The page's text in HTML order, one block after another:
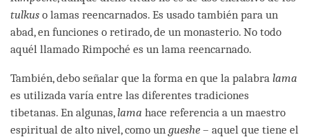
tulkus o lamas reencarnados. Es usado también para un
abad, en funciones o retirado, de un monasterio. No todo
aquél llamado Rimpoché es un lama reencarnado.
También, debo señalar que la forma en que la palabra lama
es utilizada varía entre las diferentes tradiciones
tibetanas. En algunas,lama hace referencia a un maestro
espiritual de alto nivel, como un gueshe – aquel que tiene el